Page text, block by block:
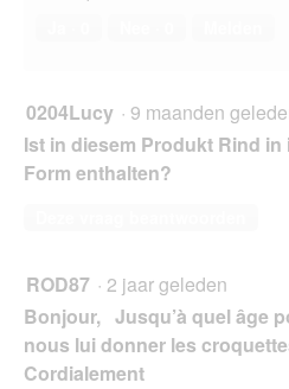
0204Lucy · 9 maanden
Ist in diesem Produkt Rind
Form enthalten?
ROD87 · 2 jaar geleden
Bonjour, Jusqu’à quel âge
nous lui donner les
Cordialement